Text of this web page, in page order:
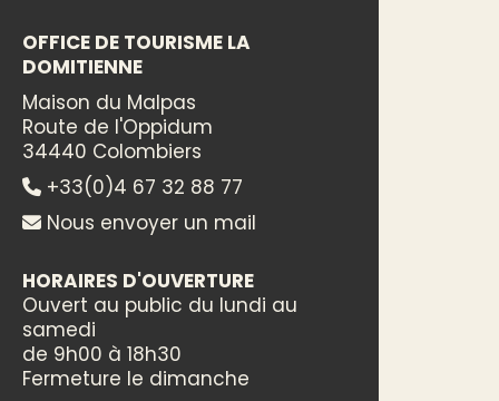
OFFICE DE TOURISME LA
DOMITIENNE
Maison du Malpas
Route de l'Oppidum
34440 Colombiers
+33(0)4 67 32 88 77
Nous envoyer un mail
HORAIRES D'OUVERTURE
Ouvert au public du lundi au
samedi
de 9h00 à 18h30
Fermeture le dimanche